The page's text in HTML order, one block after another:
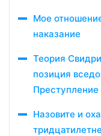
Мое
наказание
Теория
позиция
Преступление
Назовите и